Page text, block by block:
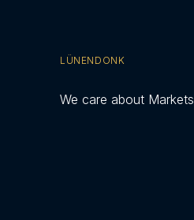
LÜNENDONK
We care about Markets